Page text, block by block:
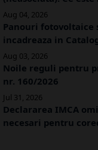
Aug 04, 2026
Panouri fotovoltaice
incadreaza in
Aug 03, 2026
Noile reguli pentru
nr. 160/2026
Jul 31, 2026
Declararea IMCA
necesari pentru